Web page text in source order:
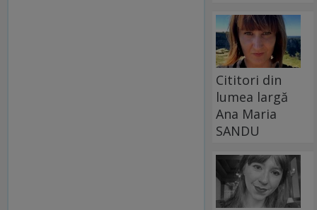
Cititori din
lumea largă
Ana Maria
SANDU